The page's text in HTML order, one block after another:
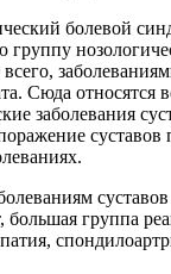
болевой
группу
Сюда относятся
заболевания
суставов
суставов
большая группа